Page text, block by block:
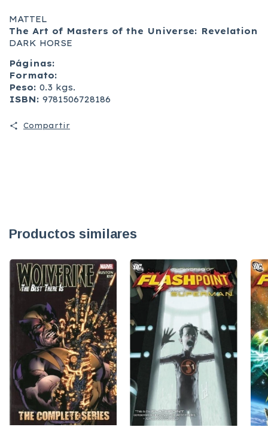
MATTEL
The Art of Masters of the Universe: Revelation
DARK HORSE
Páginas:
Formato:
Peso: 0.3 kgs.
ISBN: 9781506728186
Compartir
Productos similares